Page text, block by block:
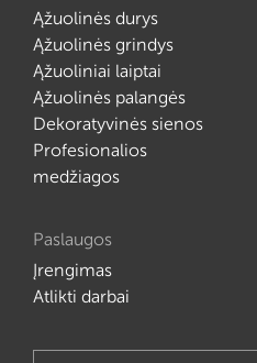
Ąžuolinės durys
Ąžuolinės grindys
Ąžuoliniai laiptai
Ąžuolinės palangės
Dekoratyvinės sienos
Profesionalios
medžiagos
Paslaugos
Įrengimas
Atlikti darbai